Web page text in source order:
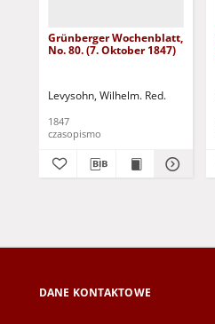
Grünberger Wochenblatt,
No. 80. (7. Oktober 1847)
Levysohn, Wilhelm. Red.
1847
czasopismo
DANE KONTAKTOWE